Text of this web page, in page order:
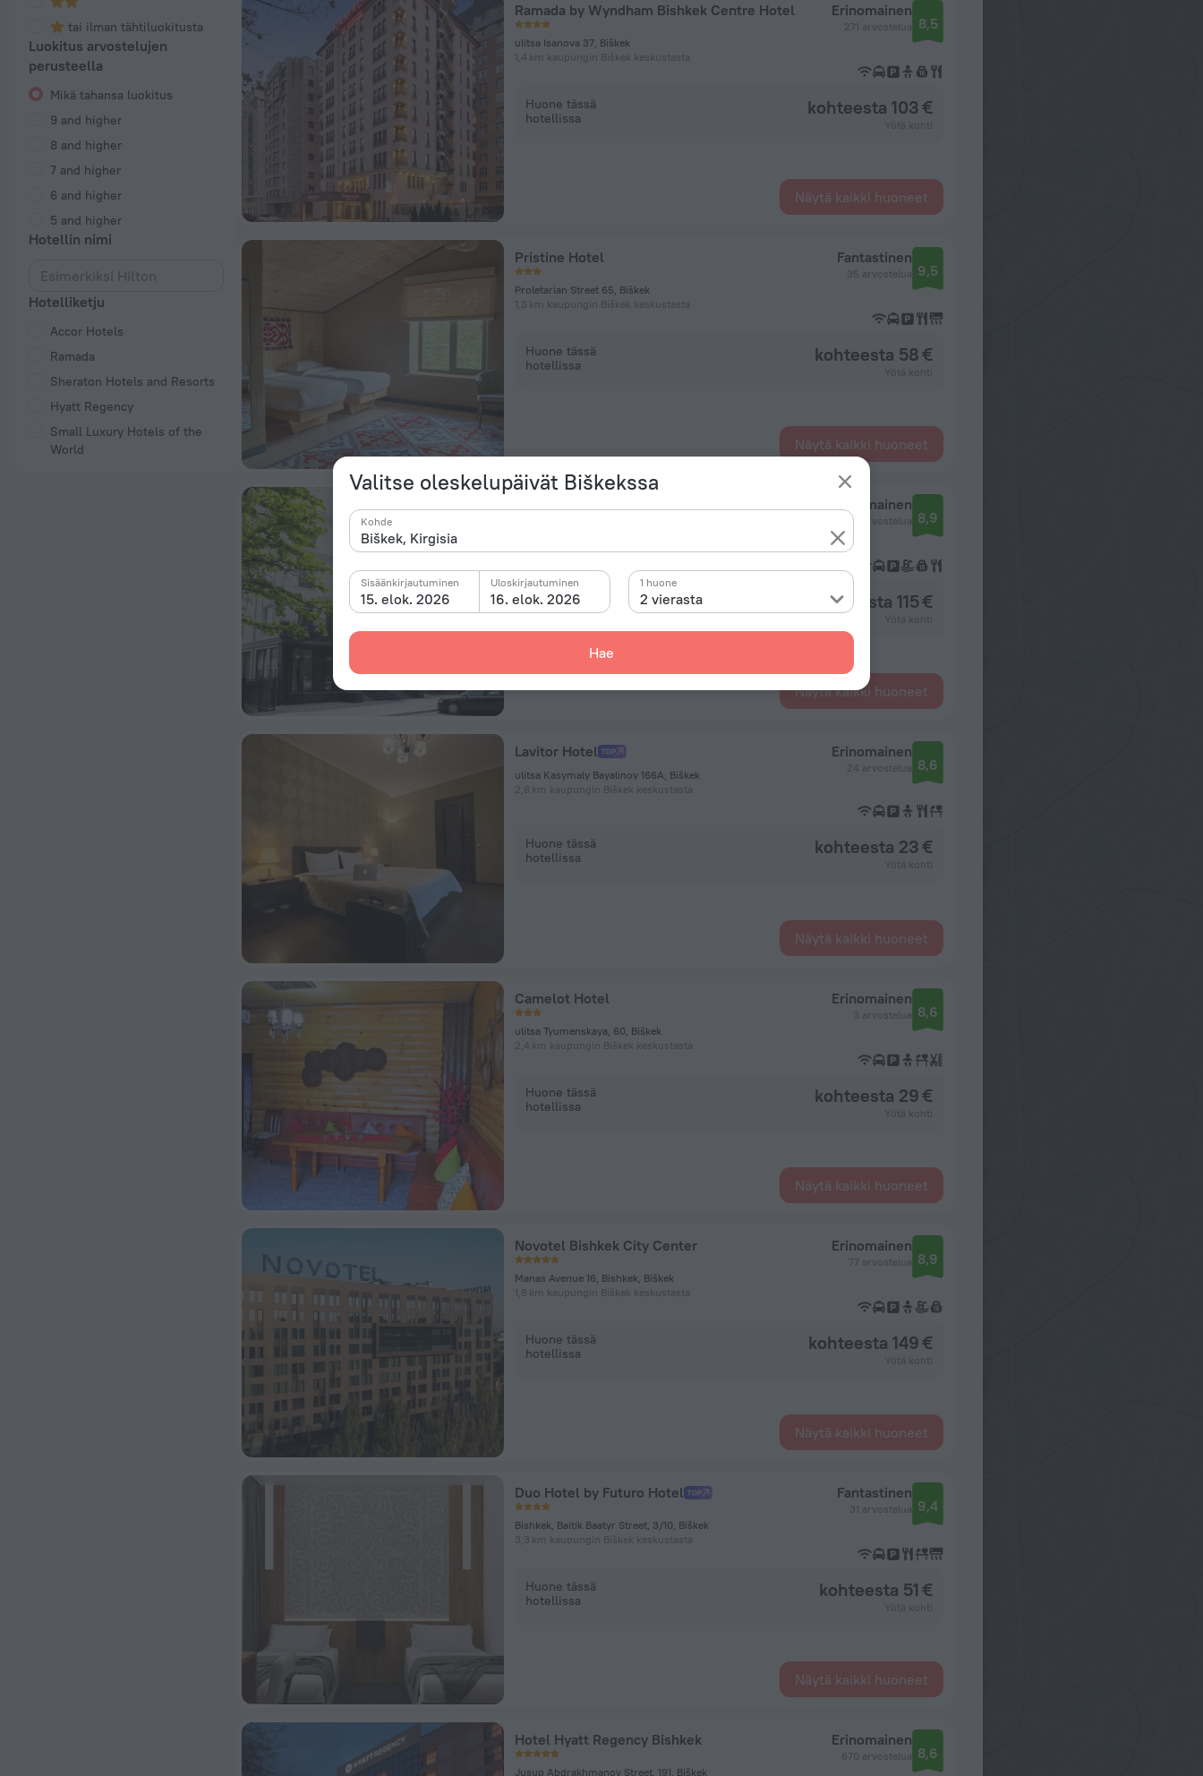
Valitse oleskelupäivät Biškekssa
Kohde
15. elok. 2026
Sisäänkirjautuminen
16. elok. 2026
Uloskirjautuminen
2 vierasta
1 huone
Hae
tai ilman tähtiluokitusta
Luokitus arvostelujen
perusteella
Mikä tahansa luokitus
9 and higher
8 and higher
7 and higher
6 and higher
5 and higher
Hotellin nimi
Hotelliketju
Accor Hotels
Ramada
Sheraton Hotels and Resorts
Hyatt Regency
Small Luxury Hotels of the
World
Ramada by Wyndham Bishkek Centre Hotel
ulitsa Isanova 37, Biškek
1,4 km kaupungin Biškek keskustasta
Erinomainen
271 arvostelua 8,5
Huone tässä
hotellissa
kohteesta 103 €
Näytä kaikki huoneet
Pristine Hotel
Proletarian Street 65, Biškek
1,3 km kaupungin Biškek keskustasta
Fantastinen
35 arvostelua 9,5
Huone tässä
hotellissa
kohteesta 58 €
Näytä kaikki huoneet
587 m kaupungin Biškek keskustasta
Erinomainen
209 arvostelua 8,9
Huone tässä
hotellissa
kohteesta 115 €
Näytä kaikki huoneet
Lavitor Hotel
ulitsa Kasymaly Bayalinov 166А, Biškek
2,8 km kaupungin Biškek keskustasta
Erinomainen
24 arvostelua 8,6
Huone tässä
hotellissa
kohteesta 23 €
Näytä kaikki huoneet
Camelot Hotel
ulitsa Tyumenskaya, 60, Biškek
2,4 km kaupungin Biškek keskustasta
Erinomainen
3 arvostelua 8,6
Huone tässä
hotellissa
kohteesta 29 €
Näytä kaikki huoneet
Novotel Bishkek City Center
Manas Avenue 16, Bishkek, Biškek
1,8 km kaupungin Biškek keskustasta
Erinomainen
77 arvostelua 8,9
Huone tässä
hotellissa
kohteesta 149 €
Näytä kaikki huoneet
Duo Hotel by Futuro Hotel
Bishkek, Baitik Baatyr Street, 3/10, Biškek
3,3 km kaupungin Biškek keskustasta
Fantastinen
31 arvostelua 9,4
Huone tässä
hotellissa
kohteesta 51 €
Näytä kaikki huoneet
Hotel Hyatt Regency Bishkek
Jusup Abdrakhmanov Street, 191, Biškek
Erinomainen
670 arvostelua 8,6